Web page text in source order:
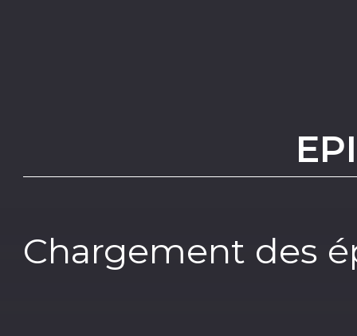
Chargement des